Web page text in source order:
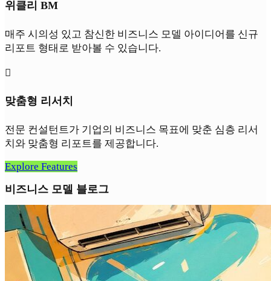
위클리 BM
매주 시의성 있고 참신한 비즈니스 모델 아이디어를 신규
리포트 형태로 받아볼 수 있습니다.

맞춤형 리서치
전문 컨설턴트가 기업의 비즈니스 목표에 맞춘 심층 리서
치와 맞춤형 리포트를 제공합니다.
Explore Features
비즈니스 모델 블로그